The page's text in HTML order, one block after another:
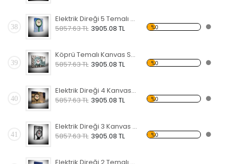
38
Elektrik Direği 5 Temalı Kanvas Saat
5857.63 TL 3905.08 TL %0
39
Köprü Temalı Kanvas Saat
5857.63 TL 3905.08 TL %0
40
Elektrik Direği 4 Kanvas Saat
5857.63 TL 3905.08 TL %0
41
Elektrik Direği 3 Kanvas Saat
5857.63 TL 3905.08 TL %0